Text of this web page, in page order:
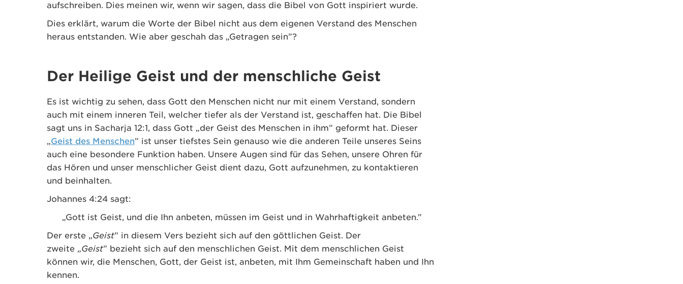
aufschreiben. Dies meinen wir, wenn wir sagen, dass die Bibel von Gott inspiriert wurde.
Dies erklärt, warum die Worte der Bibel nicht aus dem eigenen Verstand des Menschen
heraus entstanden. Wie aber geschah das „Getragen sein”?
Der Heilige Geist und der menschliche Geist
Es ist wichtig zu sehen, dass Gott den Menschen nicht nur mit einem Verstand, sondern
auch mit einem inneren Teil, welcher tiefer als der Verstand ist, geschaffen hat. Die Bibel
sagt uns in Sacharja 12:1, dass Gott „der Geist des Menschen in ihm” geformt hat. Dieser
„Geist des Menschen” ist unser tiefstes Sein genauso wie die anderen Teile unseres Seins
auch eine besondere Funktion haben. Unsere Augen sind für das Sehen, unsere Ohren für
das Hören und unser menschlicher Geist dient dazu, Gott aufzunehmen, zu kontaktieren
und beinhalten.
Johannes 4:24 sagt:
„Gott ist Geist, und die Ihn anbeten, müssen im Geist und in Wahrhaftigkeit anbeten.”
Der erste „Geist” in diesem Vers bezieht sich auf den göttlichen Geist. Der
zweite „Geist” bezieht sich auf den menschlichen Geist. Mit dem menschlichen Geist
können wir, die Menschen, Gott, der Geist ist, anbeten, mit Ihm Gemeinschaft haben und Ihn
kennen.